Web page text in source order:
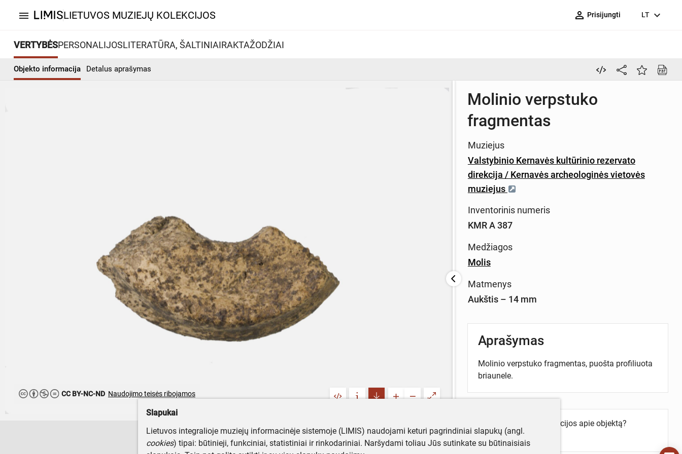
menu LIETUVOS MUZIEJŲ KOLEKCIJOS person_outline Prisijungti LT expand_more
VERTYBĖSPERSONALIJOSLITERATŪRA, ŠALTINIAIRAKTAŽODŽIAI
Objekto informacija Detalus aprašymas
CC BY-NC-ND Naudojimo teisės ribojamos
Molinio verpstuko
fragmentas
Muziejus
Valstybinio Kernavės kultūrinio rezervato
direkcija / Kernavės archeologinės vietovės
muziejus
Inventorinis numeris
KMR A 387
Medžiagos
Molis
Matmenys
Aukštis – 14 mm
Aprašymas
Molinio verpstuko fragmentas, puošta profiliuota
briaunele.
Turite daugiau informacijos apie objektą?
Parašykite mums!
Slapukai
Lietuvos integralioje muziejų informacinėje sistemoje (LIMIS) naudojami keturi pagrindiniai slapukų (angl.
cookies) tipai: būtinieji, funkciniai, statistiniai ir rinkodariniai. Naršydami toliau Jūs sutinkate su būtinaisiais